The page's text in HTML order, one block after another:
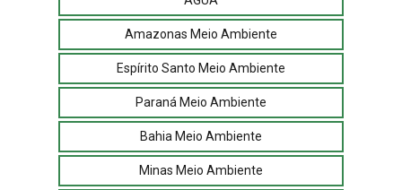
Amazonas Meio Ambiente
Espírito Santo Meio Ambiente
Paraná Meio Ambiente
Bahia Meio Ambiente
Minas Meio Ambiente